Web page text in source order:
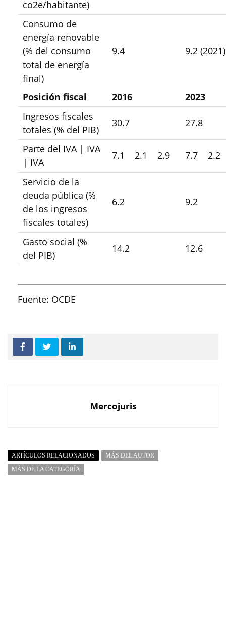
co2e/habitante)
Consumo de
energía renovable
(% del consumo
total de energía
final)
9.4 9.2 (2021)
Posición fiscal 2016
2023
Ingresos fiscales
totales (% del PIB)
30.7 27.8
Parte del IVA | IVA
| IVA
7.1 2.1 2.9 7.7 2.2
Servicio de la
deuda pública (%
de los ingresos
fiscales totales)
6.2 9.2
Gasto social (%
del PIB)
14.2 12.6
Fuente: OCDE
Mercojuris
ARTÍCULOS RELACIONADOS
MÁS DEL AUTOR
MÁS DE LA CATEGORÍA